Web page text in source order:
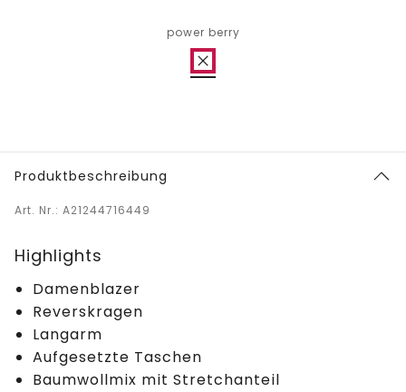
power berry
Produktbeschreibung
Art. Nr.: A21244716449
Highlights
Damenblazer
Reverskragen
Langarm
Aufgesetzte Taschen
Baumwollmix mit Stretchanteil